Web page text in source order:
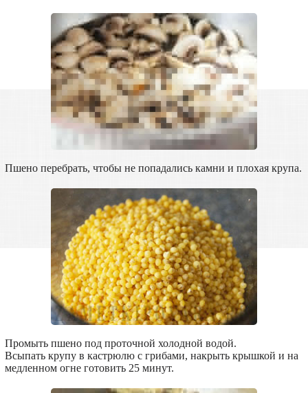
Пшено перебрать, чтобы не попадались камни и плохая крупа.
Промыть пшено под проточной холодной водой.
Всыпать крупу в кастрюлю с грибами, накрыть крышкой и на
медленном огне готовить 25 минут.